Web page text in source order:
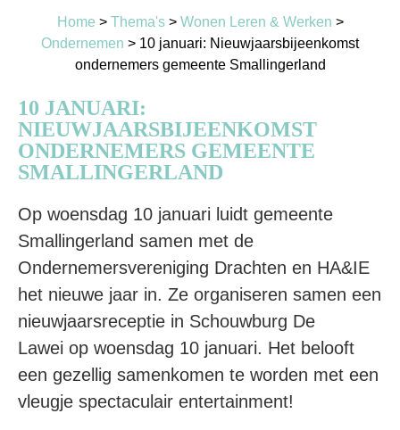
Home > Thema's> Wonen Leren & Werken >
Ondernemen > 10 januari: Nieuwjaarsbijeenkomst
ondernemers gemeente Smallingerland
10 JANUARI:
NIEUWJAARSBIJEENKOMST
ONDERNEMERS GEMEENTE
SMALLINGERLAND
Op woensdag 10 januari luidt gemeente
Smallingerland samen met de
Ondernemersvereniging Drachten en HA&IE
het nieuwe jaar in. Ze organiseren samen een
nieuwjaarsreceptie in Schouwburg De
Lawei op woensdag 10 januari. Het belooft
een gezellig samenkomen te worden met een
vleugje spectaculair entertainment!